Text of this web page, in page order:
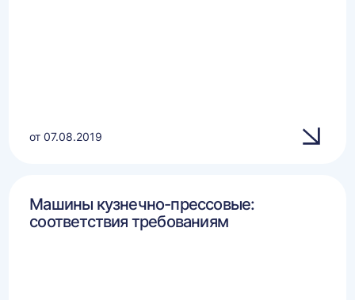
от 07.08.2019
Машины кузнечно-прессовые:
соответствия требованиям